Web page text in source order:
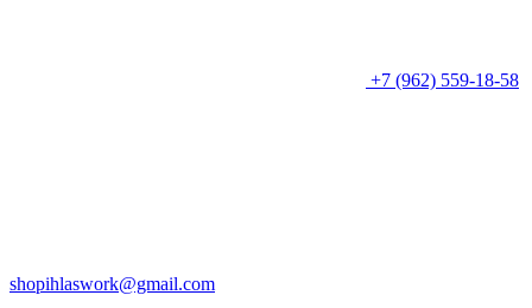
+7 (962) 559-18-58
shopihlaswork@gmail.com